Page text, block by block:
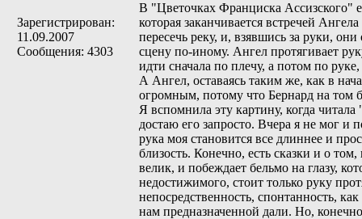
Зарегистрирован:
11.09.2007
Сообщения: 4303
В "Цветочках Франциска Ассизского"
которая заканчивается встречей
пересечь реку, и, взявшись за руки,
сцену по-иному. Ангел протягивает
идти сначала по плечу, а потом по
А Ангел, оставаясь таким же, как в
огромным, потому что Бернард на том
Я вспомнила эту картину, когда
достаю его запросто. Вчера я не мог и
рука моя становится все длиннее и
близость. Конечно, есть сказки и о
велик, и побеждает бельмо на глазу,
недостижимого, стоит только руку
непосредственность, спонтанность,
нам предназначенной дали. Но,